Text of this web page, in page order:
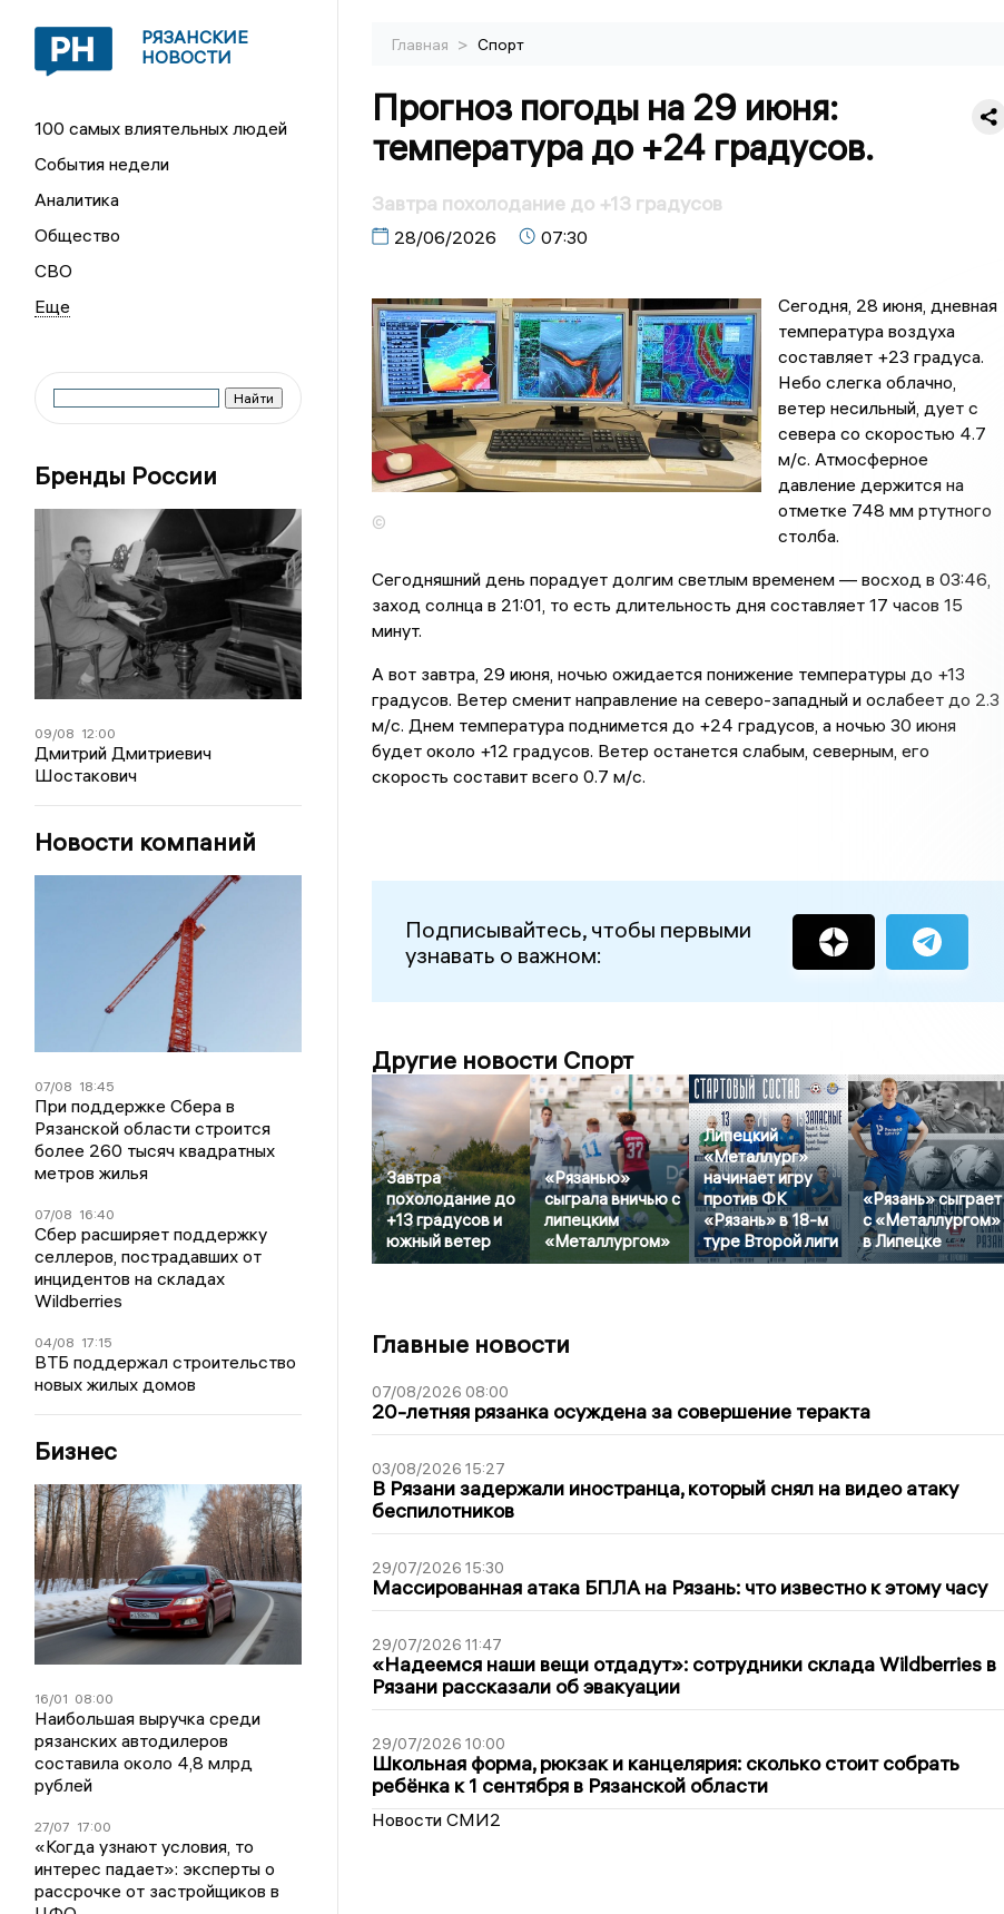
РЯЗАНСКИЕ
НОВОСТИ
100 самых влиятельных людей
События недели
Аналитика
Общество
СВО
Бренды России
09/08 12:00
Дмитрий Дмитриевич
Шостакович
Новости компаний
07/08 18:45
При поддержке Сбера в
Рязанской области строится
более 260 тысяч квадратных
метров жилья
07/08 16:40
Сбер расширяет поддержку
селлеров, пострадавших от
инцидентов на складах
Wildberries
04/08 17:15
ВТБ поддержал строительство
новых жилых домов
Бизнес
16/01 08:00
Наибольшая выручка среди
рязанских автодилеров
составила около 4,8 млрд
рублей
27/07 17:00
«Когда узнают условия, то
интерес падает»: эксперты о
рассрочке от застройщиков в
Главная > Спорт
Прогноз погоды на 29 июня:
температура до +24 градусов.
Завтра похолодание до +13 градусов
28/06/2026 07:30
©
Сегодня, 28 июня, дневная
температура воздуха
составляет +23 градуса.
Небо слегка облачно,
ветер несильный, дует с
севера со скоростью 4.7
м/с. Атмосферное
давление держится на
отметке 748 мм ртутного
столба.
Сегодняшний день порадует долгим светлым временем — восход в 03:46,
заход солнца в 21:01, то есть длительность дня составляет 17 часов 15
минут.
А вот завтра, 29 июня, ночью ожидается понижение температуры до +13
градусов. Ветер сменит направление на северо-западный и ослабеет до 2.3
м/с. Днем температура поднимется до +24 градусов, а ночью 30 июня
будет около +12 градусов. Ветер останется слабым, северным, его
скорость составит всего 0.7 м/с.
Подписывайтесь, чтобы первыми
узнавать о важном:
Другие новости Спорт
Завтра
похолодание до
+13 градусов и
южный ветер
«Рязанью»
сыграла вничью с
липецким
«Металлургом»
Липецкий
«Металлург»
начинает игру
против ФК
«Рязань» в 18-м
туре Второй лиги
«Рязань» сыграет
с «Металлургом»
в Липецке
Главные новости
07/08/2026 08:00
20-летняя рязанка осуждена за совершение теракта
03/08/2026 15:27
В Рязани задержали иностранца, который снял на видео атаку
беспилотников
29/07/2026 15:30
Массированная атака БПЛА на Рязань: что известно к этому часу
29/07/2026 11:47
«Надеемся наши вещи отдадут»: сотрудники склада Wildberries в
Рязани рассказали об эвакуации
29/07/2026 10:00
Школьная форма, рюкзак и канцелярия: сколько стоит собрать
ребёнка к 1 сентября в Рязанской области
Новости СМИ2